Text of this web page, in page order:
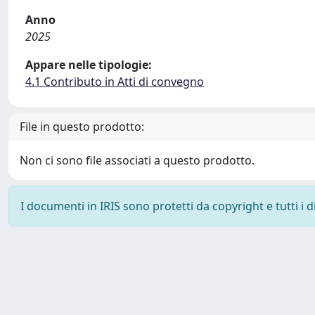
Anno
2025
Appare nelle tipologie:
4.1 Contributo in Atti di convegno
File in questo prodotto:
Non ci sono file associati a questo prodotto.
I documenti in IRIS sono protetti da copyright e tutti i